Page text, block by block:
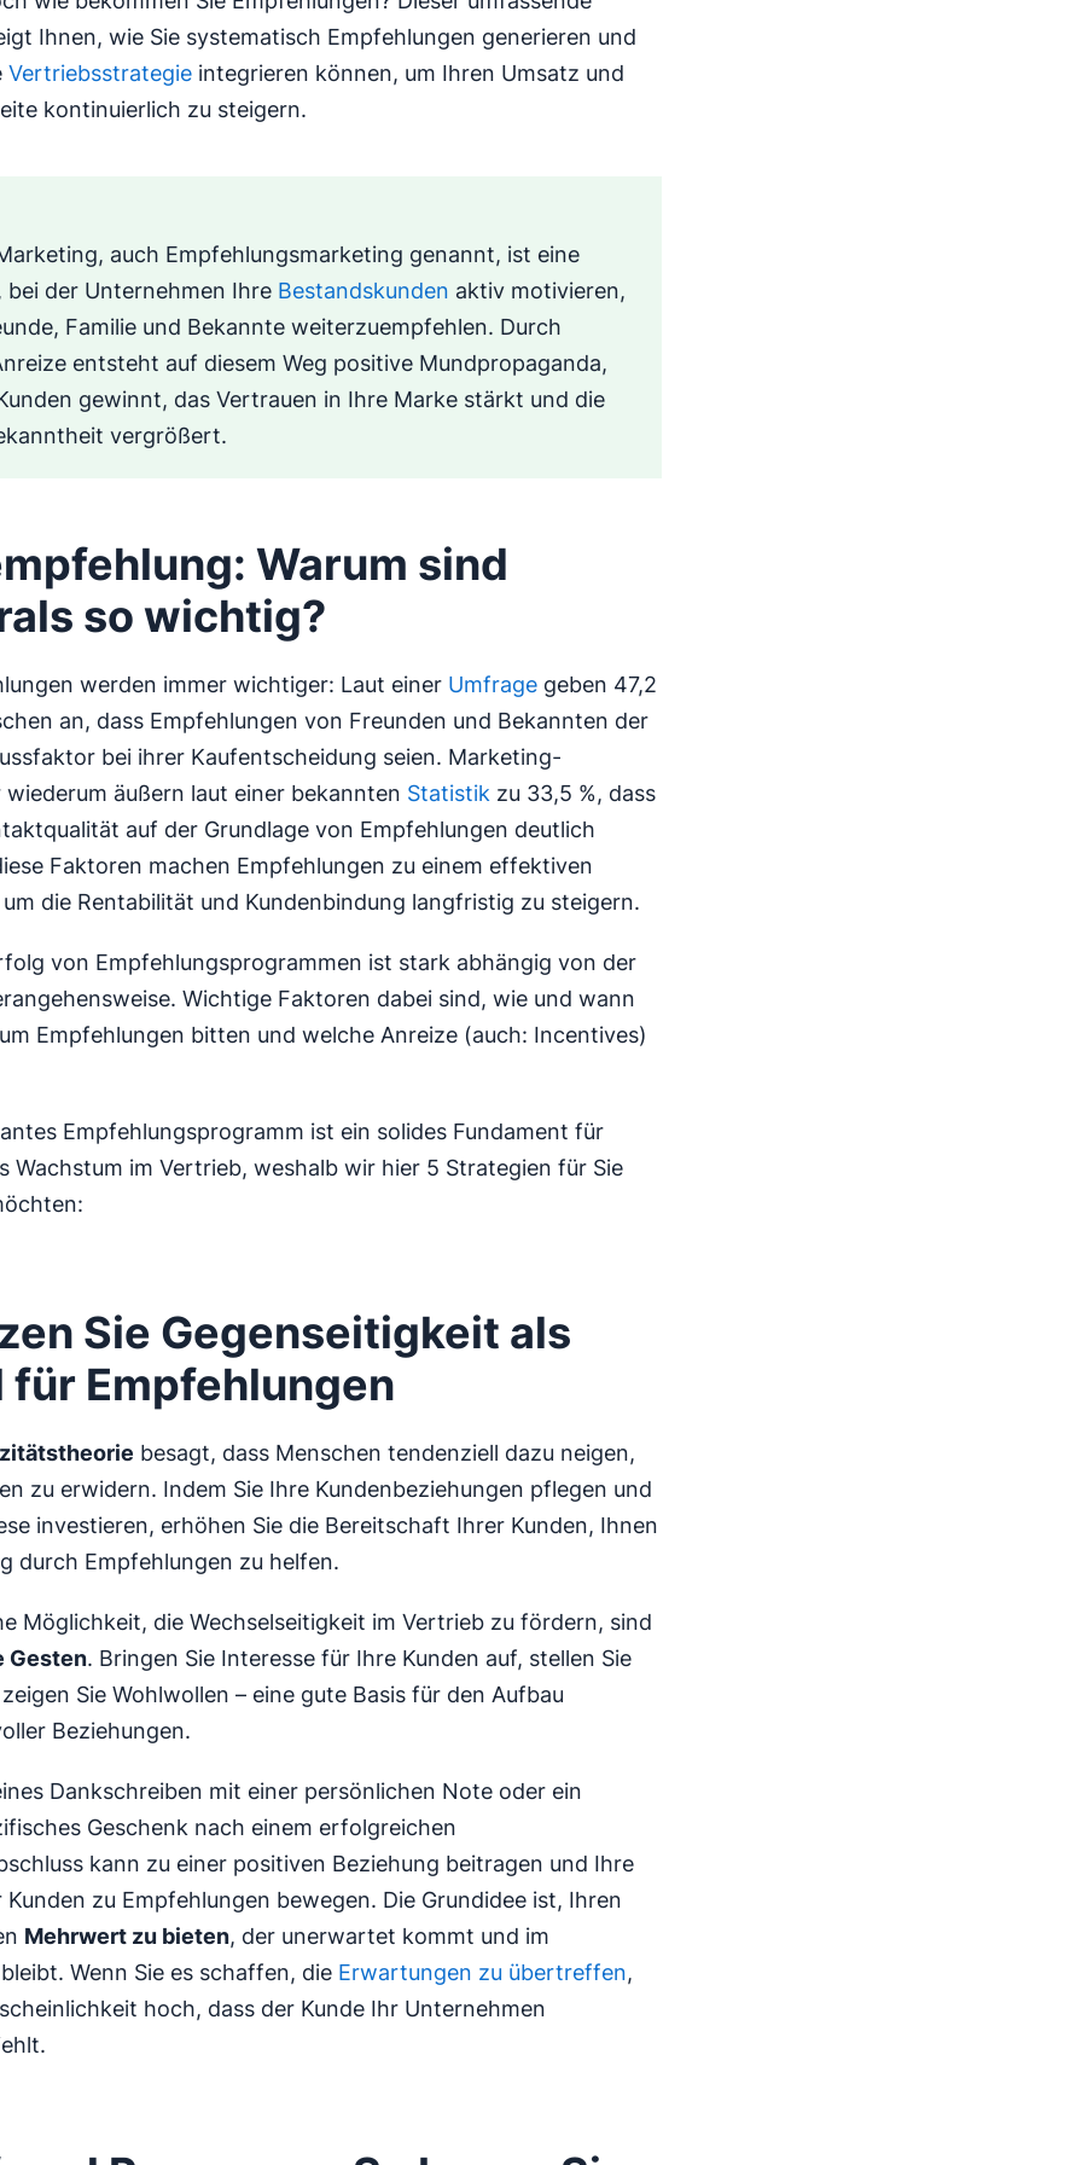
Ihnen, wie Sie systematisch Empfehlungen generieren und
Vertriebsstrategie integrieren können, um Ihren Umsatz und
kontinuierlich zu steigern.
auch Empfehlungsmarketing genannt, ist eine
bei der Unternehmen Ihre Bestandskunden aktiv motivieren,
Familie und Bekannte weiterzuempfehlen. Durch
entsteht auf diesem Weg positive Mundpropaganda,
gewinnt, das Vertrauen in Ihre Marke stärkt und die
vergrößert.
Warum sind
so wichtig?
werden immer wichtiger: Laut einer Umfrage geben 47,2
an, dass Empfehlungen von Freunden und Bekannten der
bei ihrer Kaufentscheidung seien. Marketing-
wiederum äußern laut einer bekannten Statistik zu 33,5 %, dass
auf der Grundlage von Empfehlungen deutlich
Faktoren machen Empfehlungen zu einem effektiven
die Rentabilität und Kundenbindung langfristig zu steigern.
von Empfehlungsprogrammen ist stark abhängig von der
Wichtige Faktoren dabei sind, wie und wann
Empfehlungen bitten und welche Anreize (auch: Incentives)
Empfehlungsprogramm ist ein solides Fundament für
Wachstum im Vertrieb, weshalb wir hier 5 Strategien für Sie
Sie Gegenseitigkeit als
für Empfehlungen
besagt, dass Menschen tendenziell dazu neigen,
zu erwidern. Indem Sie Ihre Kundenbeziehungen pflegen und
investieren, erhöhen Sie die Bereitschaft Ihrer Kunden, Ihnen
durch Empfehlungen zu helfen.
Möglichkeit, die Wechselseitigkeit im Vertrieb zu fördern, sind
Gesten. Bringen Sie Interesse für Ihre Kunden auf, stellen Sie
Sie Wohlwollen – eine gute Basis für den Aufbau
Beziehungen.
Dankschreiben mit einer persönlichen Note oder ein
Geschenk nach einem erfolgreichen
kann zu einer positiven Beziehung beitragen und Ihre
Kunden zu Empfehlungen bewegen. Die Grundidee ist, Ihren
Mehrwert zu bieten, der unerwartet kommt und im
Wenn Sie es schaffen, die Erwartungen zu übertreffen,
hoch, dass der Kunde Ihr Unternehmen